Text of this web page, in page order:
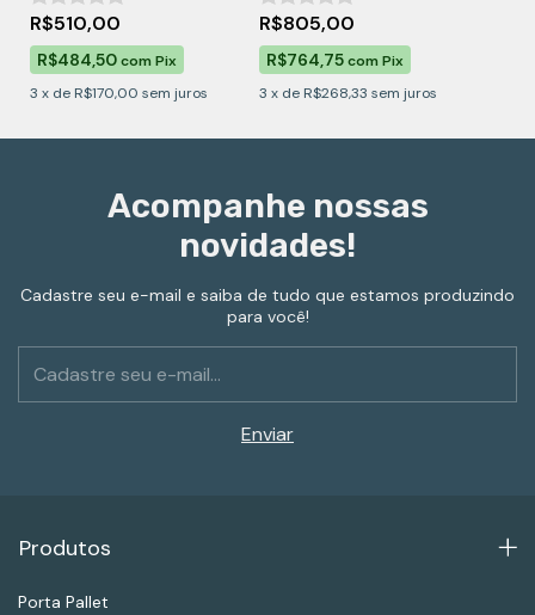
R$510,00
R$484,50comPix
3 x de R$170,00 sem juros
R$805,00
R$764,75com Pix
3 x de R$268,33 sem juros
Acompanhe nossas
novidades!
Cadastre seu e-mail e saiba de tudo que estamos produzindo
para você!
Produtos
Porta Pallet